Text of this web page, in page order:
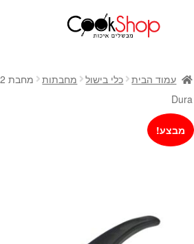
חנות
כלי בישול
סירים
מחבתות
כלי הגשה ואירוח
סכינים
עמוד הבית כלי בישול מחבתות
Dura
מבצע!